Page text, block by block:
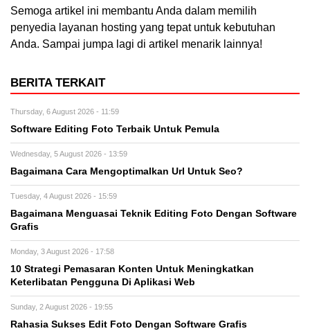
Semoga artikel ini membantu Anda dalam memilih
penyedia layanan hosting yang tepat untuk kebutuhan
Anda. Sampai jumpa lagi di artikel menarik lainnya!
BERITA TERKAIT
Thursday, 6 August 2026 - 11:59
Software Editing Foto Terbaik Untuk Pemula
Wednesday, 5 August 2026 - 13:59
Bagaimana Cara Mengoptimalkan Url Untuk Seo?
Tuesday, 4 August 2026 - 15:59
Bagaimana Menguasai Teknik Editing Foto Dengan Software
Grafis
Monday, 3 August 2026 - 17:58
10 Strategi Pemasaran Konten Untuk Meningkatkan
Keterlibatan Pengguna Di Aplikasi Web
Sunday, 2 August 2026 - 19:55
Rahasia Sukses Edit Foto Dengan Software Grafis